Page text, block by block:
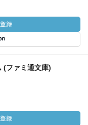
(ファミ通文庫)